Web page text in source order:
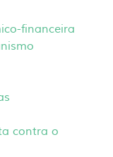
financeira
contra o